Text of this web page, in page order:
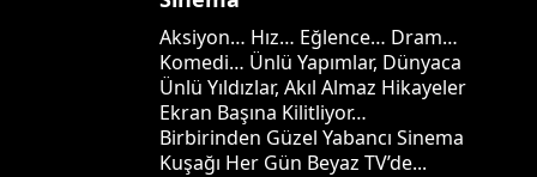
Aksiyon… Hız… Eğlence… Dram…
Komedi… Ünlü Yapımlar, Dünyaca
Ünlü Yıldızlar, Akıl Almaz Hikayeler
Ekran Başına Kilitliyor…
Birbirinden Güzel Yabancı Sinema
Kuşağı Her Gün Beyaz TV’de...